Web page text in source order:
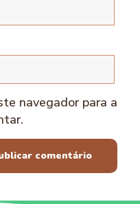
navegador para a